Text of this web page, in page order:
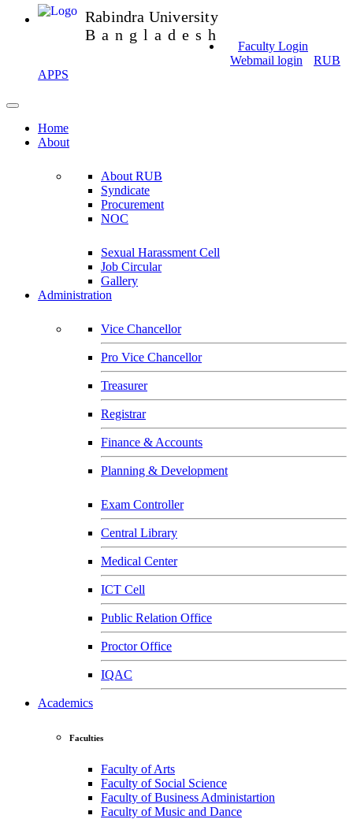
Rabindra University
Bangladesh
Faculty Login
Webmail login
RUB
APPS
Home
About
About RUB
Syndicate
Procurement
NOC
Sexual Harassment Cell
Job Circular
Gallery
Administration
Vice Chancellor
Pro Vice Chancellor
Treasurer
Registrar
Finance & Accounts
Planning & Development
Exam Controller
Central Library
Medical Center
ICT Cell
Public Relation Office
Proctor Office
IQAC
Academics
Faculties
Faculty of Arts
Faculty of Social Science
Faculty of Business Administartion
Faculty of Music and Dance